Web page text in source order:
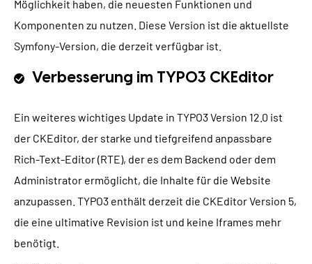
Möglichkeit haben, die neuesten Funktionen und
Komponenten zu nutzen. Diese Version ist die aktuellste
Symfony-Version, die derzeit verfügbar ist.
Verbesserung im TYPO3 CKEditor
Ein weiteres wichtiges Update in TYPO3 Version 12.0 ist
der CKEditor, der starke und tiefgreifend anpassbare
Rich-Text-Editor (RTE), der es dem Backend oder dem
Administrator ermöglicht, die Inhalte für die Website
anzupassen. TYPO3 enthält derzeit die CKEditor Version 5,
die eine ultimative Revision ist und keine Iframes mehr
benötigt.